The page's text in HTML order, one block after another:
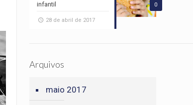
0
infantil
28 de abril de 2017
Arquivos
maio 2017